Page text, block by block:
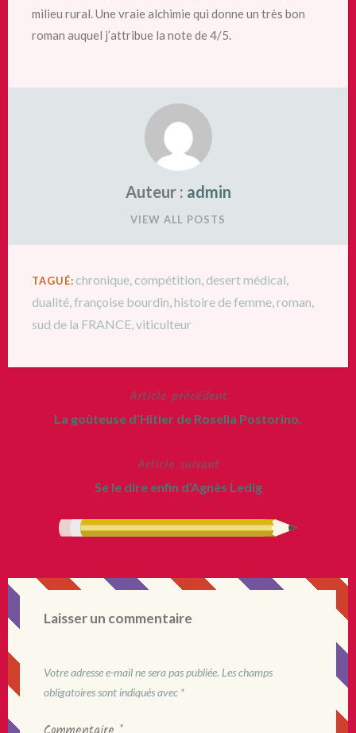
milieu rural. Une vraie alchimie qui donne un très bon
roman auquel j’attribue la note de 4/5.
Auteur : admin
VIEW ALL POSTS
TAGUÉ: chronique,compétition, desert médical,
dualité,françoise bourdin,histoire de femme,roman,
sud de la FRANCE,viticulteur
Article précédent
La goûteuse d’Hitler de Rosella Postorino.
Article suivant
Se le dire enfin d’Agnès Ledig
Laisser un commentaire
Votre adresse e-mail ne sera pas publiée. Les champs
obligatoires sont indiqués avec *